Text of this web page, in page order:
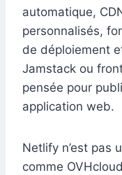
automatique,
personnalisés,
de déploiement
Jamstack ou
pensée pour
application web.
Netlify n’est pas
comme